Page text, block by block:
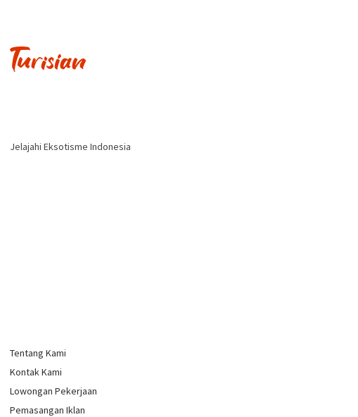
Jelajahi Eksotisme Indonesia
Tentang Kami
Kontak Kami
Lowongan Pekerjaan
Pemasangan Iklan